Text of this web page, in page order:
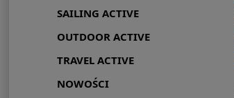
SAILING ACTIVE
OUTDOOR ACTIVE
TRAVEL ACTIVE
NOWOŚCI